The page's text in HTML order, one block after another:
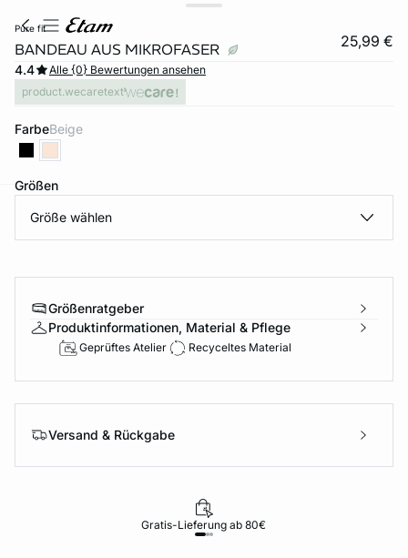
pure fit
BANDEAU AUS MIKROFASER 25,99 €
4.4
Alle {0} Bewertungen ansehen
product.wecaretext
Farbe beige
Größen
Größe wählen
Größenratgeber
Produktinformationen, Material & Pflege
Geprüftes Atelier Recyceltes Material
Versand & Rückgabe
Gratis-Lieferung ab 80€